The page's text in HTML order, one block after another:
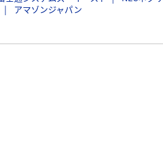
アマゾンジャパン